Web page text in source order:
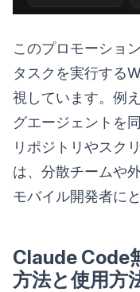
このプロモーショ
タスクを実行する
視しています。例
グエージェントを
リポジトリやスク
は、分散チームや
モバイル開発者に
Claude Code
方法と使用方